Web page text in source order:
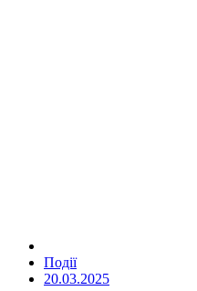
Події
20.03.2025